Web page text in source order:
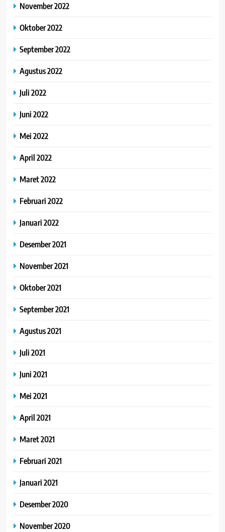
November 2022
Oktober 2022
September 2022
Agustus 2022
Juli 2022
Juni 2022
Mei 2022
April 2022
Maret 2022
Februari 2022
Januari 2022
Desember 2021
November 2021
Oktober 2021
September 2021
Agustus 2021
Juli 2021
Juni 2021
Mei 2021
April 2021
Maret 2021
Februari 2021
Januari 2021
Desember 2020
November 2020